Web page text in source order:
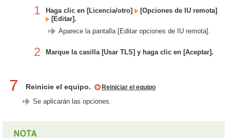
1 Haga clic en [Licencia/otro]
[Opciones de IU remota]
[Editar].
Aparece la pantalla [Editar opciones de IU remota].
2 Marque la casilla [Usar TLS] y haga clic en [Aceptar].
7 Reinicie el equipo. Reiniciar el equipo
Se aplicarán las opciones.